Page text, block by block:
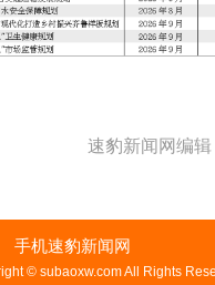
速豹新闻网编
手机速豹新闻网
© subaoxw.com All Rights